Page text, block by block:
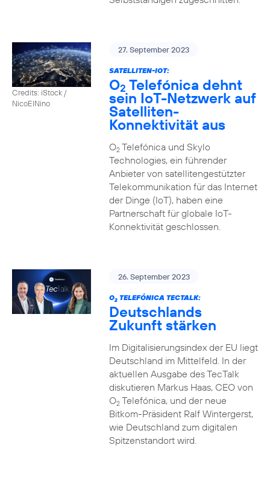
Credits: iStock /
NicoElNino
27. September 2023
SATELLITEN-IOT:
O2 Telefónica dehnt
sein IoT-Netzwerk auf
Satelliten-
Konnektivität aus
O2Telefónica und Skylo
Technologies, ein führender
Anbieter von satellitengestützter
Telekommunikation für das Internet
der Dinge (IoT), haben eine
Partnerschaft für globale IoT-
Konnektivität geschlossen.
26. September 2023
O2TELEFÓNICA TECTALK:
Deutschlands
Zukunft stärken
Im Digitalisierungsindex der EU liegt
Deutschland im Mittelfeld. In der
aktuellen Ausgabe des TecTalk
diskutieren Markus Haas, CEO von
O2Telefónica, und der neue
Bitkom-Präsident Ralf Wintergerst,
wie Deutschland zum digitalen
Spitzenstandort wird.